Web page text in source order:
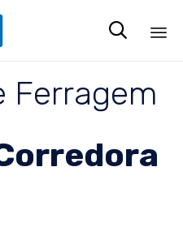

Ferragem